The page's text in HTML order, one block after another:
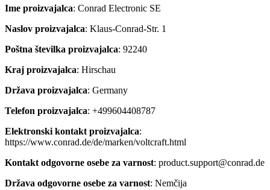
Ime proizvajalca: Conrad Electronic SE
Naslov proizvajalca: Klaus-Conrad-Str. 1
Poštna številka proizvajalca: 92240
Kraj proizvajalca: Hirschau
Država proizvajalca: Germany
Telefon proizvajalca: +499604408787
Elektronski kontakt proizvajalca:
https://www.conrad.de/de/marken/voltcraft.html
Kontakt odgovorne osebe za varnost: product.support@conrad.de
Država odgovorne osebe za varnost: Nemčija